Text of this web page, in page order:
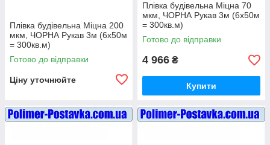
Плівка будівельна Міцна 200
мкм, ЧОРНА Рукав 3м (6х50м
= 300кв.м)
Готово до відправки
Ціну уточнюйте
Плівка будівельна Міцна 70
мкм, ЧОРНА Рукав 3м (6х50м
= 300кв.м)
Готово до відправки
4 966 ₴
Купити